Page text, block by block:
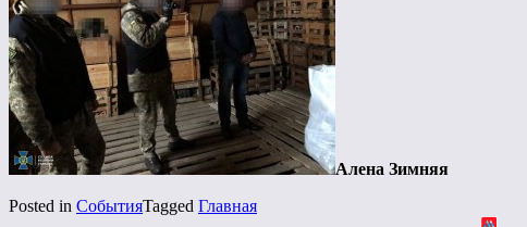
Алена Зимняя
Posted in СобытияTagged Главная